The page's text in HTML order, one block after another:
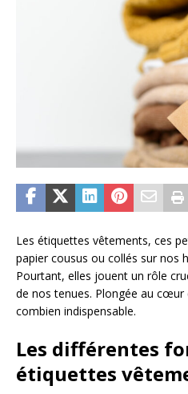
Les étiquettes vêtements, ces
papier cousus ou collés sur nos
Pourtant, elles jouent un rôle
de nos tenues. Plongée au
combien indispensable.
Les différentes
étiquettes